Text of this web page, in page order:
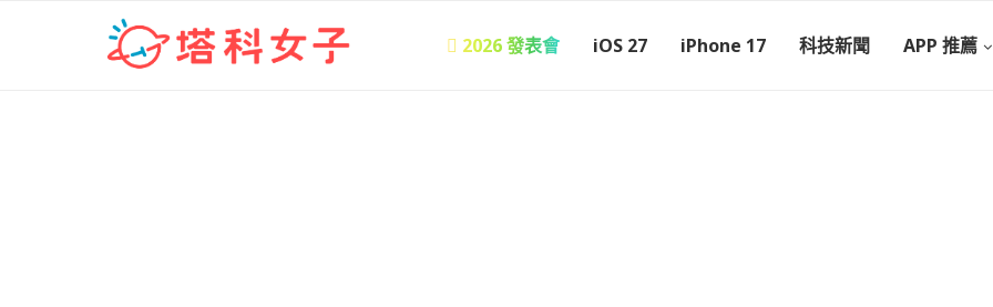
 2026 發表會 iOS 27 iPhone 17 科技新聞 APP 推薦